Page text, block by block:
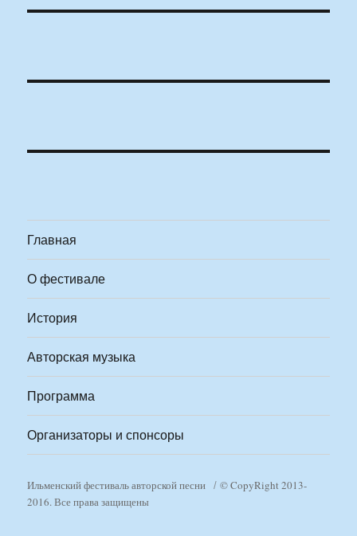
Главная
О фестивале
История
Авторская музыка
Программа
Организаторы и спонсоры
Ильменский фестиваль авторской песни
© CopyRight 2013-
2016. Все права защищены